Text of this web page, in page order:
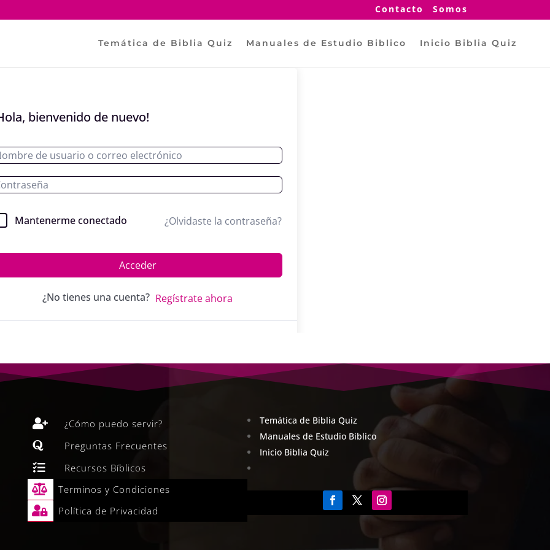
Contacto Somos
Temática de Biblia Quiz Manuales de Estudio Biblico Inicio Biblia Quiz
bienvenido de nuevo!
Mantenerme conectado ¿Olvidaste la contraseña?
Acceder
¿No tienes una cuenta? Regístrate ahora
 ¿Cómo puedo servir?
 Preguntas Frecuentes
 Recursos Bíblicos
 Terminos y Condiciones
 Política de Privacidad
Temática de Biblia Quiz
Manuales de Estudio Biblico
Inicio Biblia Quiz